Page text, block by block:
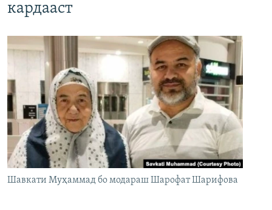
кардааст
Шавкати Муҳаммад бо модараш Шарофат Шарифова